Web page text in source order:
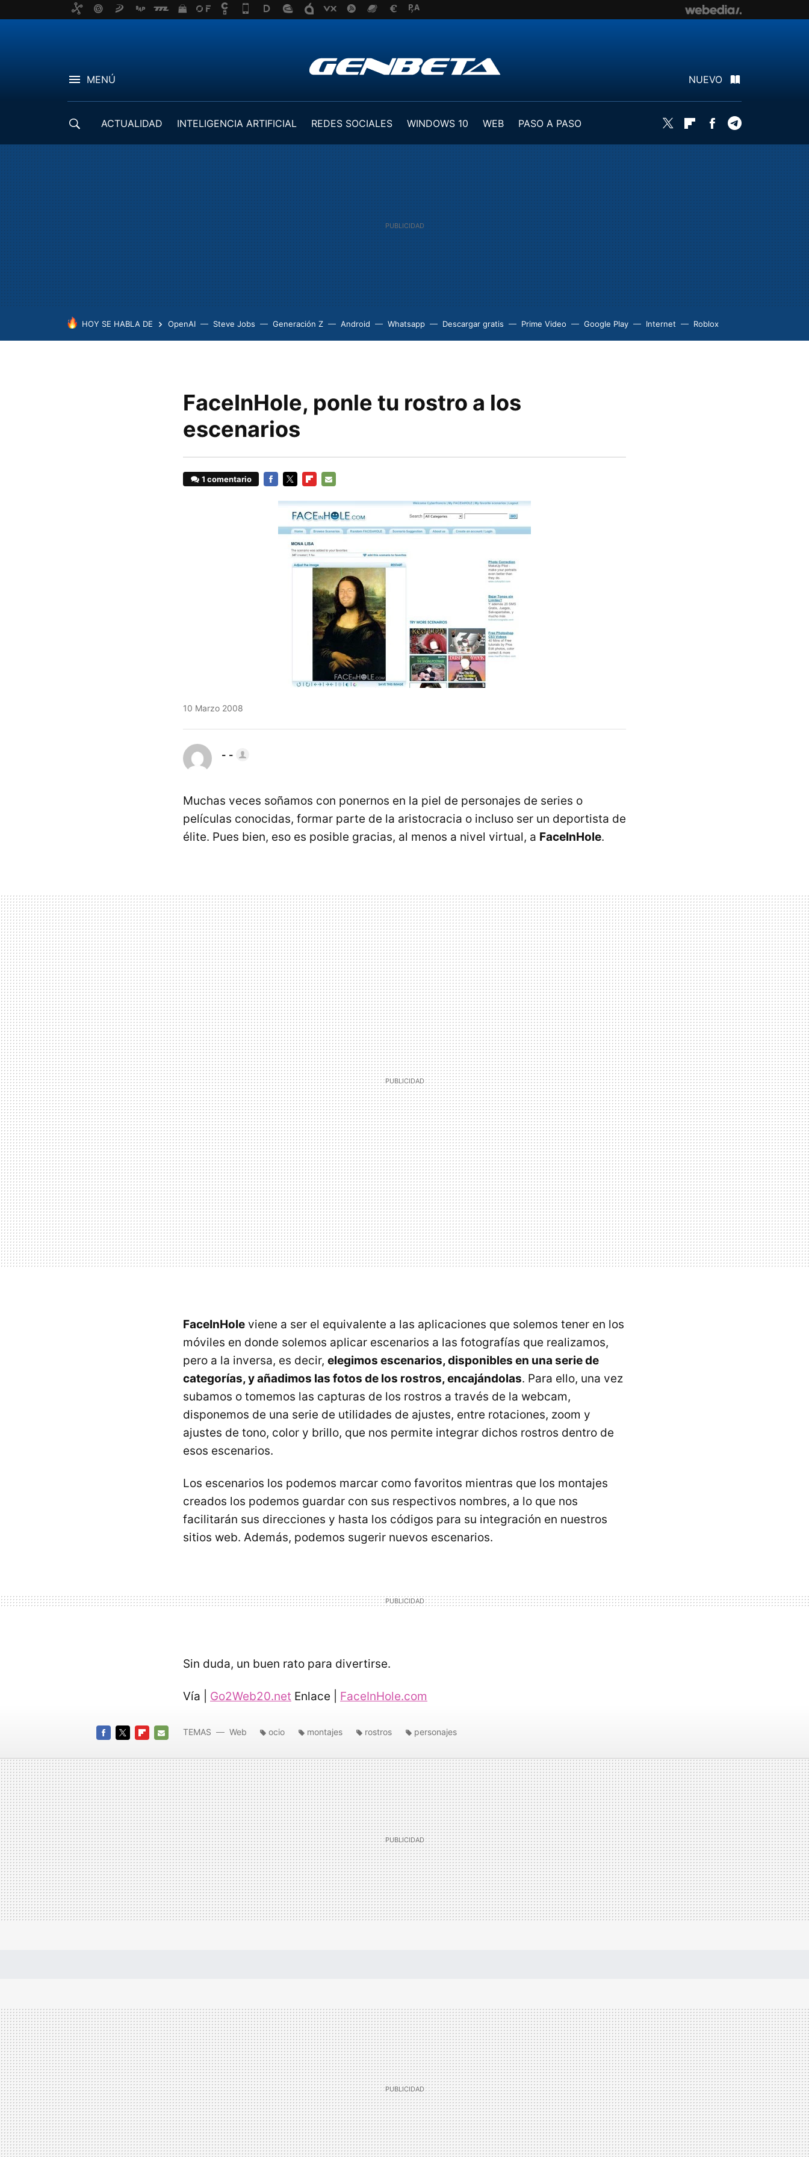
MENÚ NUEVO
ACTUALIDAD INTELIGENCIA ARTIFICIAL REDES SOCIALES WINDOWS 10 WEB
PASO A PASO
Twitter FlipboardFacebook
HOY SE HABLA DE OpenAI Steve Jobs Generación Z Android Whatsapp Descargar gratis Prime Video Google Play Internet Roblox
FaceInHole, ponle tu rostro a los
escenarios
1 comentario
10 Marzo 2008
- -
Muchas veces soñamos con ponernos en la piel de personajes de series o
películas conocidas, formar parte de la aristocracia o incluso ser un deportista de
élite. Pues bien, eso es posible gracias, al menos a nivel virtual, a FaceInHole.
FaceInHole viene a ser el equivalente a las aplicaciones que solemos tener en los
móviles en donde solemos aplicar escenarios a las fotografías que realizamos,
pero a la inversa, es decir, elegimos escenarios, disponibles en una serie de
categorías, y añadimos las fotos de los rostros, encajándolas. Para ello, una vez
subamos o tomemos las capturas de los rostros a través de la webcam,
disponemos de una serie de utilidades de ajustes, entre rotaciones, zoom y
ajustes de tono, color y brillo, que nos permite integrar dichos rostros dentro de
esos escenarios.
Los escenarios los podemos marcar como favoritos mientras que los montajes
creados los podemos guardar con sus respectivos nombres, a lo que nos
facilitarán sus direcciones y hasta los códigos para su integración en nuestros
sitios web. Además, podemos sugerir nuevos escenarios.
Sin duda, un buen rato para divertirse.
Vía | Go2Web20.net Enlace | FaceInHole.com
MAIL
TEMAS Web ocio montajes rostros personajes